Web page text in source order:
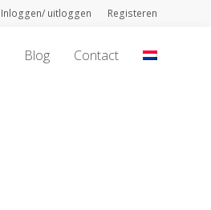
Inloggen/ uitloggen Registeren
Blog Contact